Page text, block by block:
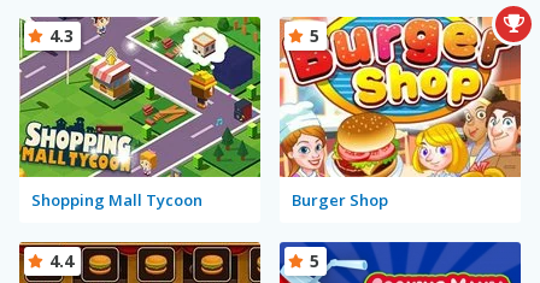
Shopping Mall Tycoon
4.3
Burger Shop
5
4.4 5